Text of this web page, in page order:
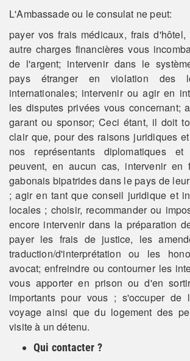
L'Ambassade ou le consulat ne peut:
payer vos frais médicaux, frais
autre charges financières vous
de l'argent; intervenir dans le
pays étranger en violation des
internationales; intervenir ou agir en
les disputes privées vous concernant;
garant ou sponsor; Ceci étant, il doit
clair que, pour des raisons juridiques
nos représentants diplomatiques
peuvent, en aucun cas, intervenir en
gabonais bipatrides dans le pays de
; agir en tant que conseil juridique et
locales ; choisir, recommander ou
encore intervenir dans la préparation
payer les frais de justice, les
traduction/d'interprétation ou les
avocat; enfreindre ou contourner les
vous apporter en prison ou d'en
importants pour vous ; s'occuper de
voyage ainsi que du logement des
visite à un détenu.
Qui contacter ?